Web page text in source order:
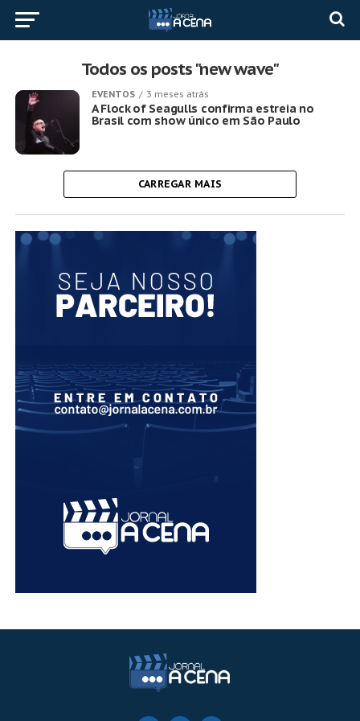
Todos os posts "new wave"
EVENTOS 3 meses atrás
A Flock of Seagulls confirma estreia no
Brasil com show único em São Paulo
CARREGAR MAIS